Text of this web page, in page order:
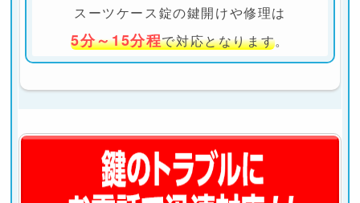
スーツケース錠の鍵開けや修理は
5分～15分程で対応となります。